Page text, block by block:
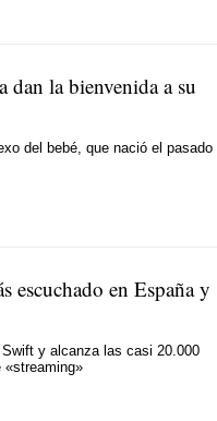
la bienvenida a su
del bebé, que nació el pasado
escuchado en España y
y alcanza las casi 20.000
«streaming»